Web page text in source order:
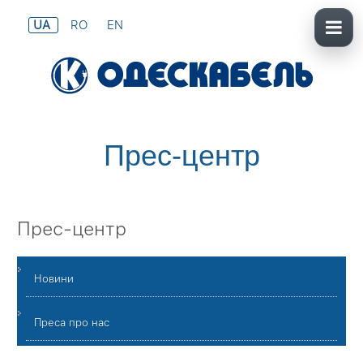
UA RO EN
Прес-центр
Прес-центр
Новини
Преса про нас